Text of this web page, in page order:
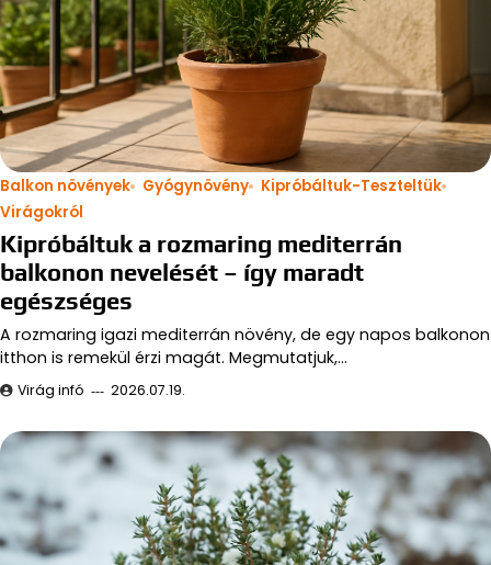
Balkon növények Gyógynövény
Kipróbáltuk-Teszteltük
Virágokról
Kipróbáltuk a rozmaring mediterrán
balkonon nevelését – így maradt
egészséges
A rozmaring igazi mediterrán növény, de egy napos balkonon
itthon is remekül érzi magát. Megmutatjuk,…
Virág infó 2026.07.19.